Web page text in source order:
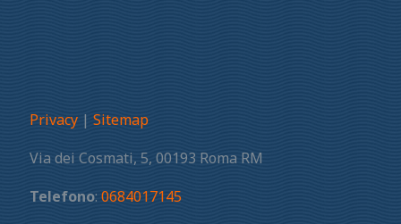
Privacy | Sitemap
Via dei Cosmati, 5, 00193 Roma RM
Telefono: 0684017145